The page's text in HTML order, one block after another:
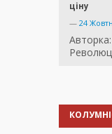
ціну
— 24